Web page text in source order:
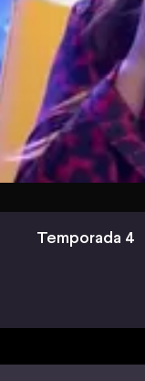
Temporada 4